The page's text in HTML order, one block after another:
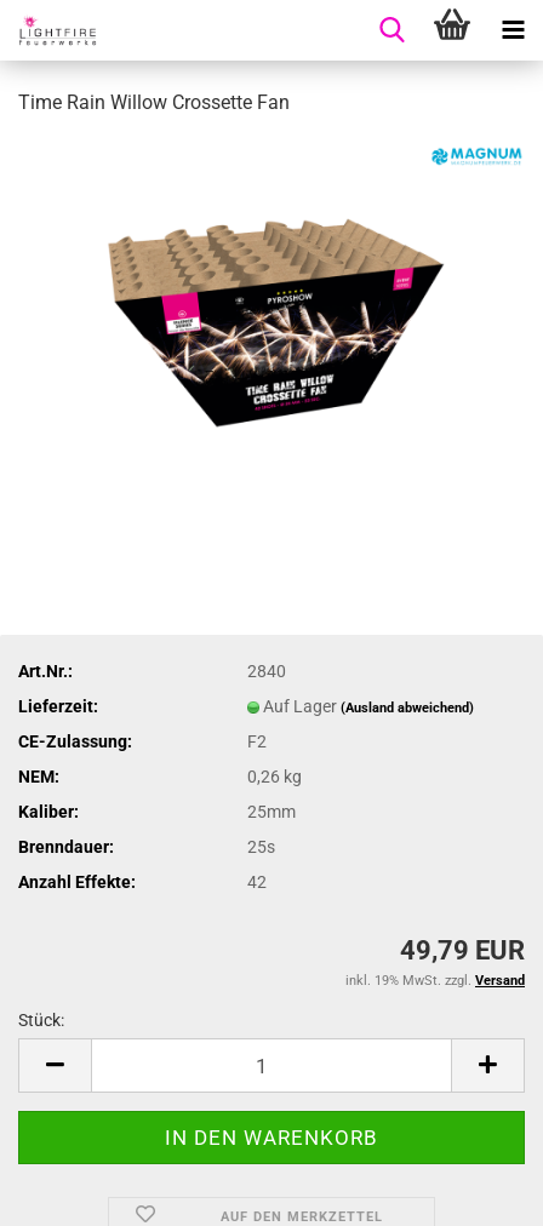
Time Rain Willow Crossette Fan
Art.Nr.:
2840
Lieferzeit:
Auf Lager(Ausland abweichend)
CE-Zulassung:
F2
NEM:
0,26 kg
Kaliber:
25mm
Brenndauer:
25s
Anzahl Effekte:
42
49,79 EUR
inkl. 19% MwSt. zzgl. Versand
Stück:
AUF DEN MERKZETTEL